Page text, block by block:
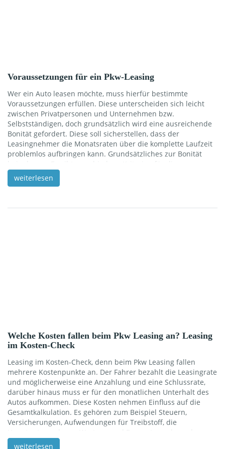
Voraussetzungen für ein Pkw-Leasing
Wer ein Auto leasen möchte, muss hierfür bestimmte
Voraussetzungen erfüllen. Diese unterscheiden sich leicht
zwischen Privatpersonen und Unternehmen bzw.
Selbstständigen, doch grundsätzlich wird eine ausreichende
Bonität gefordert. Diese soll sicherstellen, dass der
Leasingnehmer die Monatsraten über die komplette Laufzeit
problemlos aufbringen kann. Grundsätzliches zur Bonität
beim leasen Es gibt verschiedene Kriterien für die
Beurteilung der Bonität einer Person. Beim Leasing geht es
darum, dass die Höhe der monatlichen Belastung zum
weiterlesen
Welche Kosten fallen beim Pkw Leasing an? Leasing
im Kosten-Check
Leasing im Kosten-Check, denn beim Pkw Leasing fallen
mehrere Kostenpunkte an. Der Fahrer bezahlt die Leasingrate
und möglicherweise eine Anzahlung und eine Schlussrate,
darüber hinaus muss er für den monatlichen Unterhalt des
Autos aufkommen. Diese Kosten nehmen Einfluss auf die
Gesamtkalkulation. Es gehören zum Beispiel Steuern,
Versicherungen, Aufwendungen für Treibstoff, die
Hauptuntersuchung, Wartung und Reparaturen bzw. der
Ersatz von Verschleißteilen dazu. Ein wesentlicher
weiterlesen